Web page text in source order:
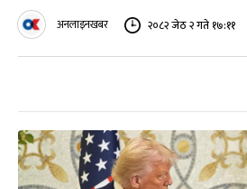
अनलाइनखबर २०८२ जेठ २ गते १७:११